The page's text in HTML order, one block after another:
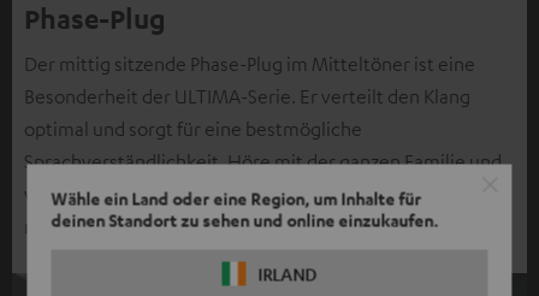
Wähle ein Land oder eine Region, um Inhalte für
deinen Standort zu sehen und online einzukaufen.
IRLAND
Phase-Plug
Der mittig sitzende Phase-Plug im Mitteltöner ist eine
Besonderheit der ULTIMA-Serie. Er verteilt den Klang
optimal und sorgt für eine bestmögliche
Sprachverständlichkeit. Höre mit der ganzen Familie und
verstehe einfach alles, auch wenn du mal weiter links oder
rechts sitzen musst.